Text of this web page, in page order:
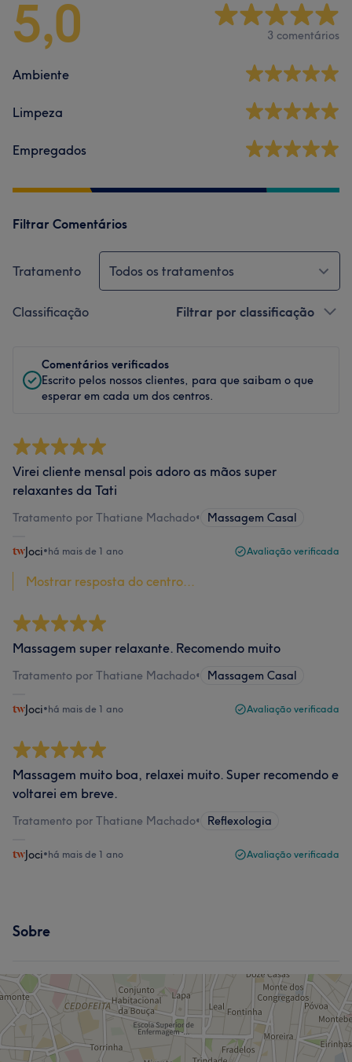
5,0 3 comentários
Ambiente
Limpeza
Empregados
Filtrar Comentários
Tratamento Todos os tratamentos
Classificação Filtrar por classificação
Comentários verificados
Escrito pelos nossos clientes, para que saibam o que
esperar em cada um dos centros.
Virei cliente mensal pois adoro as mãos super
relaxantes da Tati
Tratamento por Thatiane Machado• Massagem Casal
Joci•há mais de 1 ano Avaliação verificada
Mostrar resposta do centro...
Massagem super relaxante. Recomendo muito
Tratamento por Thatiane Machado• Massagem Casal
Joci•há mais de 1 ano Avaliação verificada
Massagem muito boa, relaxei muito. Super recomendo e
voltarei em breve.
Tratamento por Thatiane Machado• Reflexologia
Joci•há mais de 1 ano Avaliação verificada
Sobre